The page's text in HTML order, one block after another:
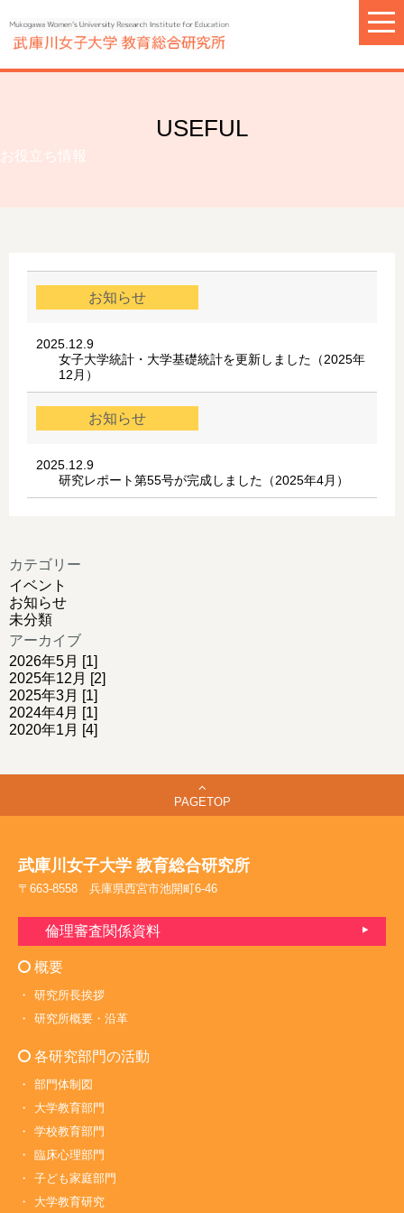
USEFUL
お役立ち情報
お知らせ
2025.12.9
女子大学統計・大学基礎統計を更新しました（2025年
12月）
お知らせ
2025.12.9
研究レポート第55号が完成しました（2025年4月）
カテゴリー
イベント
お知らせ
未分類
アーカイブ
2026年5月 [1]
2025年12月 [2]
2025年3月 [1]
2024年4月 [1]
2020年1月 [4]
PAGETOP
武庫川女子大学 教育総合研究所
〒663-8558 兵庫県西宮市池開町6-46
倫理審査関係資料
概要
研究所長挨拶
研究所概要・沿革
各研究部門の活動
部門体制図
大学教育部門
学校教育部門
臨床心理部門
子ども家庭部門
大学教育研究